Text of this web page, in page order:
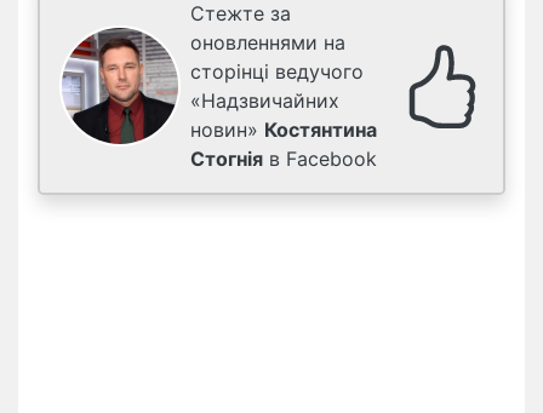
Стежте за
оновленнями на
сторінці ведучого
«Надзвичайних
новин» Костянтина
Стогнія в Facebook